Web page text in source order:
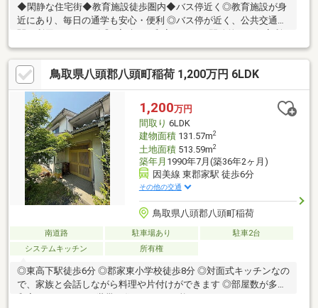
◆閑静な住宅街◆教育施設徒歩圏内◆バス停近く◎教育施設が身
近にあり、毎日の通学も安心・便利 ◎バス停が近く、公共交通機
用にも対応可能
鳥取県八頭郡八頭町稲荷 1,200万円 6LDK
1,200万円
間取り 6LDK
建物面積131.57m2
土地面積513.59m2
築年月 1990年7月(築36年2ヶ月)
因美線 東郡家駅 徒歩6分
その他の交通
鳥取県八頭郡八頭町稲荷
南道路 駐車場あり
駐車2台
システムキッチン
所有権
◎東高下駅徒歩6分 ◎郡家東小学校徒歩8分 ◎対面式キッチンなの
で、家族と会話しながら料理や片付けができます ◎部屋数が多く